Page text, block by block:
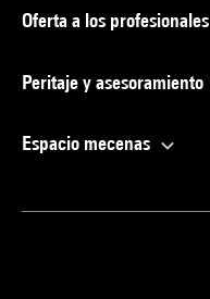
Oferta a los profesionales
Peritaje y asesoramiento
Espacio mecenas